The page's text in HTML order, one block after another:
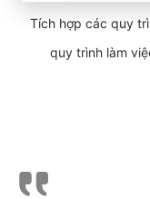
Tích hợp các quy
quy trình làm